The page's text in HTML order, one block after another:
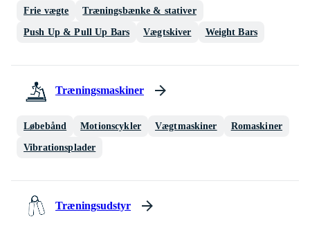
Frie vægte Træningsbænke & stativer
Push Up & Pull Up Bars Vægtskiver Weight Bars
Træningsmaskiner
Løbebånd Motionscykler Vægtmaskiner Romaskiner
Vibrationsplader
Træningsudstyr